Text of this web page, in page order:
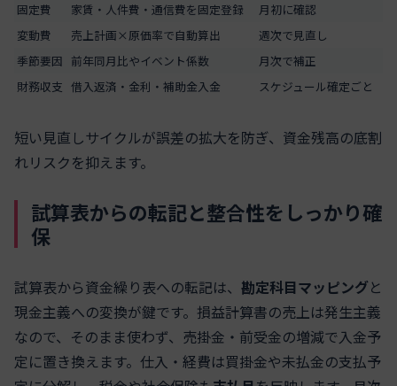
固定費
家賃・人件費・通信費を固定登録
月初に確認
変動費
売上計画×原価率で自動算出
週次で見直し
季節要因 前年同月比やイベント係数
月次で補正
財務収支 借入返済・金利・補助金入金 スケジュール確定ごと
短い見直しサイクルが誤差の拡大を防ぎ、資金残高の底割
れリスクを抑えます。
試算表からの転記と整合性をしっかり確
保
試算表から資金繰り表への転記は、 勘定科目マッピングと
現金主義への変換が鍵です。損益計算書の売上は発生主義
なので、そのまま使わず、売掛金・前受金の増減で入金予
定に置き換えます。仕入・経費は買掛金や未払金の支払予